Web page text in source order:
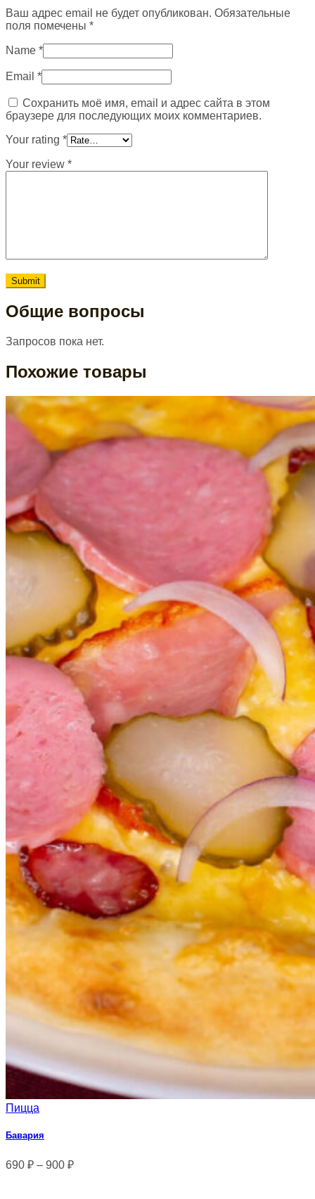
Ваш адрес email не будет опубликован. Обязательные
поля помечены *
Name *
Email *
Сохранить моё имя, email и адрес сайта в этом
браузере для последующих моих комментариев.
Your rating *
Your review *
Общие вопросы
Запросов пока нет.
Похожие товары
Пицца
Бавария
690 ₽ – 900 ₽